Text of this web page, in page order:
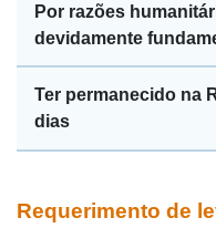
Por razões
devidamente
Ter permanecido na
dias
Requerimento de